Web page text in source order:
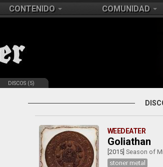
CONTENIDO COMUNIDAD
DISCOS (5)
WEEDEATER
Goliathan
[2015] Season of
stoner metal